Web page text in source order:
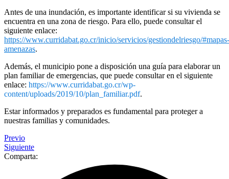
Antes de una inundación, es importante identificar si su vivienda se
encuentra en una zona de riesgo. Para ello, puede consultar el
siguiente enlace:
https://www.curridabat.go.cr/inicio/servicios/gestiondelriesgo/#mapas-
amenazas.
Además, el municipio pone a disposición una guía para elaborar un
plan familiar de emergencias, que puede consultar en el siguiente
enlace: https://www.curridabat.go.cr/wp-
content/uploads/2019/10/plan_familiar.pdf.
Estar informados y preparados es fundamental para proteger a
nuestras familias y comunidades.
Previo
Siguiente
Comparta: